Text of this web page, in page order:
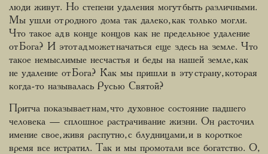
люди живут. Но степени удаления могут быть различными.
Мы ушли от родного дома так далеко, как только могли.
Что такое ад в конце концов как не предельное удаление
от Бога? И этот ад может начаться еще здесь на земле. Что
такое немыслимые несчастья и беды на нашей земле, как
не удаление от Бога? Как мы пришли в эту страну, которая
когда-то называлась Русью Святой?
Притча показывает нам, что духовное состояние падшего
человека — сплошное растрачивание жизни. Он расточил
имение свое, живя распутно, с блудницами, и в короткое
время все истратил. Так и мы промотали все богатство. О,